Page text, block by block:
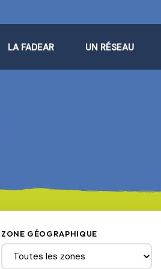
LA FADEAR UN RÉSEAU
ZONE GÉOGRAPHIQUE